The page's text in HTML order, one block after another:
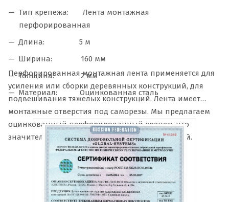
Тип крепежа: Лента монтажная
перфорированная
Длина: 5 м
Ширина: 160 мм
Толщина: 2 мм
Материал: Оцинкованная сталь
Перфорированная монтажная лента применяется для
усиления или сборки деревянных конструкций, для
подвешивания тяжелых конструкций. Лента имеет
монтажные отверстия под саморезы. Мы предлагаем
оцинкованный перфорированный крепеж, что
значительно увеличивает срок службы изделий.